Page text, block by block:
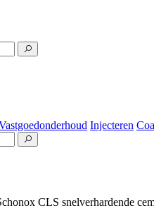
Injecteren
CLS snelverhardende